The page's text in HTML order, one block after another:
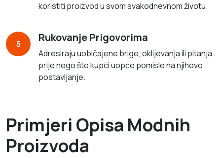
koristiti proizvod u svom svakodnevnom životu.
5 Rukovanje Prigovorima
Adresiraju uobičajene brige, oklijevanja ili pitanja
prije nego što kupci uopće pomisle na njihovo
postavljanje.
Primjeri Opisa Modnih
Proizvoda